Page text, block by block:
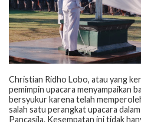
Christian Ridho Lobo, atau yang
pemimpin upacara menyampaikan
bersyukur karena telah
salah satu perangkat upacara
Pancasila. Kesempatan ini tidak